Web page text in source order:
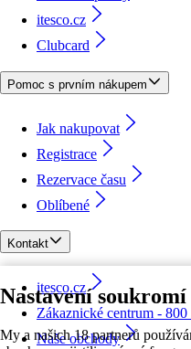
Nastavení soukromí
My a našich 18 partnerů
itesco.cz
Clubcard
Pomoc s prvním nákupem
Jak nakupovat
Registrace
Rezervace času
Oblíbené
Kontakt
itesco.cz
Zákaznické centrum -
Naše obchody